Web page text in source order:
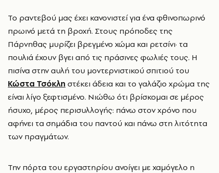
Το ραντεβού μας έχει κανονιστεί για ένα φθινοπωρινό
πρωινό μετά τη βροχή. Στους πρόποδες της
Πάρνηθας μυρίζει βρεγμένο χώμα και ρετσίνι· τα
πουλιά έχουν βγει από τις πράσινες φωλιές τους. Η
πισίνα στην αυλή του μοντερνιστικού σπιτιού του
Κώστα Τσόκλη στέκει άδεια και το γαλάζιο χρώμα της
είναι λίγο ξεφτισμένο. Νιώθω ότι βρίσκομαι σε μέρος
ήσυχο, μέρος περισυλλογής: πάνω στον χρόνο που
αφήνει τα σημάδια του παντού και πάνω στη λιτότητα
των πραγμάτων.
Την πόρτα του εργαστηρίου ανοίγει με χαμόγελο η